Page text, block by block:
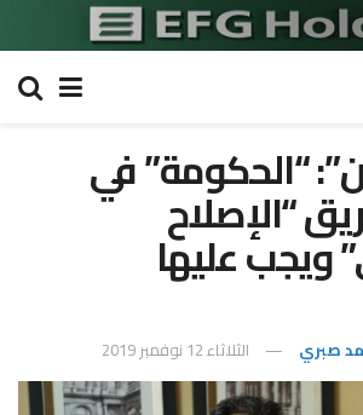
“الحكومة” في
“الإصلاح
ويجب عليها
صبري الثلاثاء 12 نوفمبر 2019